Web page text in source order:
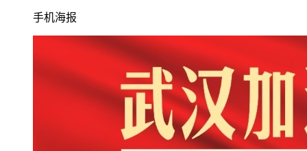
手机海报